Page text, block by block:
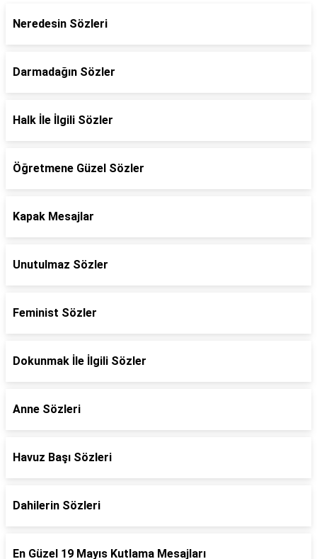
Neredesin Sözleri
Darmadağın Sözler
Halk İle İlgili Sözler
Öğretmene Güzel Sözler
Kapak Mesajlar
Unutulmaz Sözler
Feminist Sözler
Dokunmak İle İlgili Sözler
Anne Sözleri
Havuz Başı Sözleri
Dahilerin Sözleri
En Güzel 19 Mayıs Kutlama Mesajları